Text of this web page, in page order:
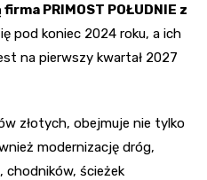
PRIMOST POŁUDNIE z
pod koniec 2024 roku, a ich
na pierwszy kwartał 2027
złotych, obejmuje nie tylko
modernizację dróg,
chodników, ścieżek